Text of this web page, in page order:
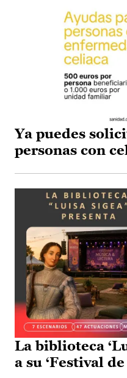
Ya puedes
personas con
La biblioteca
a su ‘Festival